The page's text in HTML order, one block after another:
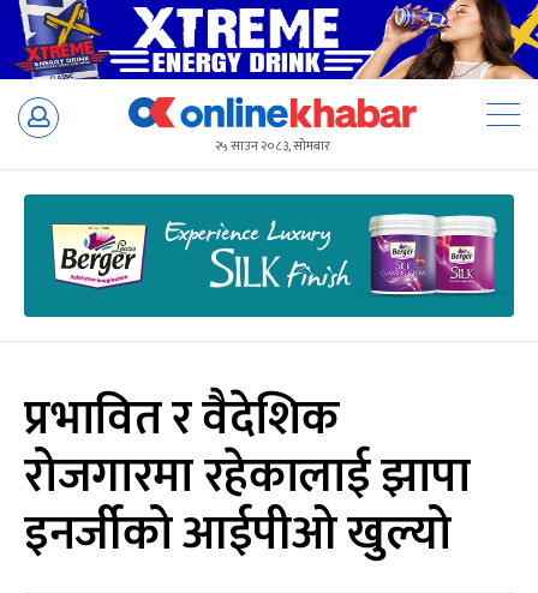
Skip
२५ साउन २०८३, सोमबार
प्रभावित र वैदेशिक
रोजगारमा रहेकालाई झापा
इनर्जीको आईपीओ खुल्यो